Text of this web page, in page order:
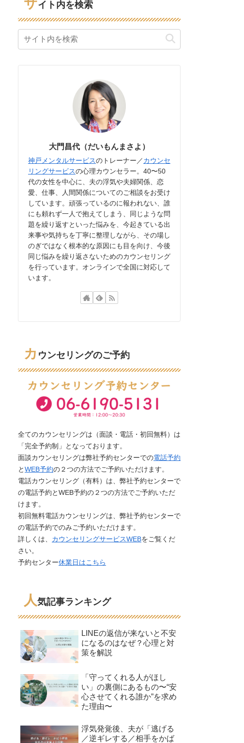
サイト内を検索
大門昌代（だいもんまさよ）
神戸メンタルサービスのトレーナー／ カウンセ
リングサービスの心理カウンセラー。40〜50
代の女性を中心に、夫の浮気や夫婦関係、恋
愛、仕事、人間関係についてのご相談をお受け
しています。頑張っているのに報われない、誰
にも頼れず一人で抱えてしまう、同じような問
題を繰り返すといった悩みを、今起きている出
来事や気持ちを丁寧に整理しながら、その場し
のぎではなく根本的な原因にも目を向け、今後
同じ悩みを繰り返さないためのカウンセリング
を行っています。オンラインで全国に対応して
います。
カ ウンセリングのご予約
全てのカウンセリングは（面談・電話・初回無料）は
「完全予約制」となっております。
面談カウンセリングは弊社予約センターでの電話予約
と WEB予約の２つの方法でご予約いただけます。
電話カウンセリング（有料）は、弊社予約センターで
の電話予約とWEB予約の２つの方法でご予約いただ
けます。
初回無料電話カウンセリングは、弊社予約センターで
の電話予約でのみご予約いただけます。
詳しくは、 カウンセリングサービスWEBをご覧くだ
さい。
予約センター休業日はこちら
人気記事ランキング
LINEの返信が来ないと不安
になるのはなぜ？心理と対
策を解説
「守ってくれる人がほし
い」の裏側にあるもの〜“安
心させてくれる誰か”を求め
た理由〜
浮気発覚後、夫が「逃げる
／逆ギレする／相手をかば